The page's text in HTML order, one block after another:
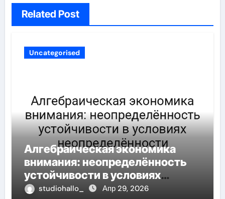
Related Post
Uncategorised
Алгебраическая экономика
внимания: неопределённость
устойчивости в условиях
неопределённости
studiohallo_ Апр 29, 2026